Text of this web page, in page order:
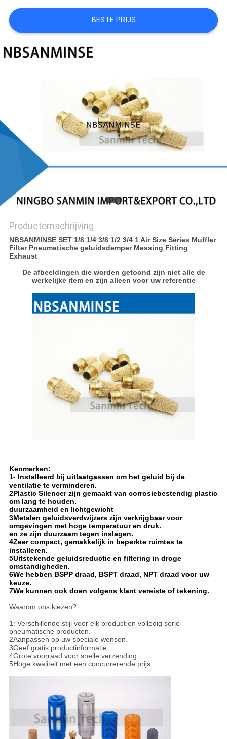
PRIVACYBELEIDBESTE PRIJS
Productomschrijving
NBSANMINSE SET 1/8 1/4 3/8 1/2 3/4 1 Air Size Series Muffler
Filter Pneumatische geluidsdemper Messing Fitting
Exhaust
De afbeeldingen die worden getoond zijn niet alle de
werkelijke item en zijn alleen voor uw referentie
Kenmerken:
1- Installeerd bij uitlaatgassen om het geluid bij de
ventilatie te verminderen.
2Plastic Silencer zijn gemaakt van corrosiebestendig plastic
om lang te houden.
duurzaamheid en lichtgewicht
3Metalen geluidsverdwijzers zijn verkrijgbaar voor
omgevingen met hoge temperatuur en druk.
en ze zijn duurzaam tegen inslagen.
4Zeer compact, gemakkelijk in beperkte ruimtes te
installeren.
5Uitstekende geluidsreductie en filtering in droge
omstandigheden.
6We hebben BSPP draad, BSPT draad, NPT draad voor uw
keuze.
7We kunnen ook doen volgens klant vereiste of tekening.
Waarom ons kiezen?
1: Verschillende stijl voor elk product en volledig serie
pneumatische producten.
2Aanpassen op uw speciale wensen.
3Geef gratis productinformatie.
4Grote voorraad voor snelle verzending.
5Hoge kwaliteit met een concurrerende prijs.